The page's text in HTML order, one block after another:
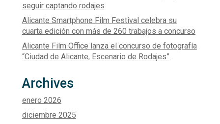
seguir captando rodajes
Alicante Smartphone Film Festival celebra su
cuarta edición con más de 260 trabajos a concurso
Alicante Film Office lanza el concurso de fotografía
“Ciudad de Alicante, Escenario de Rodajes”
Archives
enero 2026
diciembre 2025